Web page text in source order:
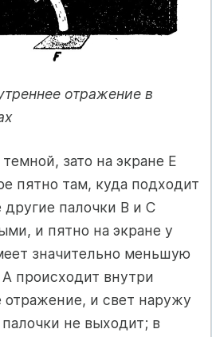
отражение в
зато на экране Е
пятно там, куда подходит
другие палочки В и С
и пятно на экране у
значительно меньшую
происходит внутри
отражение, и свет наружу
не выходит; в